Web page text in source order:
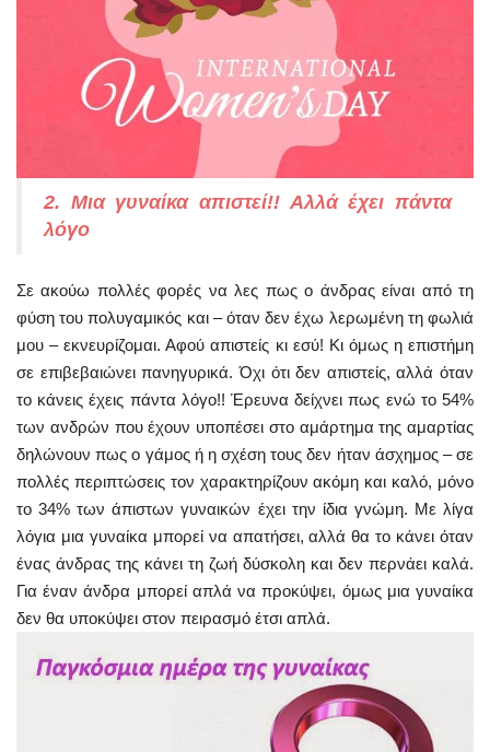
2. Μια γυναίκα απιστεί!! Αλλά έχει πάντα
λόγο
Σε ακούω πολλές φορές να λες πως ο άνδρας είναι από τη
φύση του πολυγαμικός και – όταν δεν έχω λερωμένη τη φωλιά
μου – εκνευρίζομαι. Αφού απιστείς κι εσύ! Κι όμως η επιστήμη
σε επιβεβαιώνει πανηγυρικά. Όχι ότι δεν απιστείς, αλλά όταν
το κάνεις έχεις πάντα λόγο!! Έρευνα δείχνει πως ενώ το 54%
των ανδρών που έχουν υποπέσει στο αμάρτημα της αμαρτίας
δηλώνουν πως ο γάμος ή η σχέση τους δεν ήταν άσχημος – σε
πολλές περιπτώσεις τον χαρακτηρίζουν ακόμη και καλό, μόνο
το 34% των άπιστων γυναικών έχει την ίδια γνώμη. Με λίγα
λόγια μια γυναίκα μπορεί να απατήσει, αλλά θα το κάνει όταν
ένας άνδρας της κάνει τη ζωή δύσκολη και δεν περνάει καλά.
Για έναν άνδρα μπορεί απλά να προκύψει, όμως μια γυναίκα
δεν θα υποκύψει στον πειρασμό έτσι απλά.